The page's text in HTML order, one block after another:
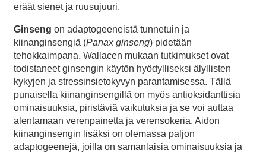
eräät sienet ja ruusujuuri.
Ginseng on adaptogeeneistä tunnetuin ja
kiinanginsengiä (Panax ginseng) pidetään
tehokkaimpana. Wallacen mukaan tutkimukset ovat
todistaneet ginsengin käytön hyödylliseksi älyllisten
kykyjen ja stressinsietokyvyn parantamisessa. Tällä
punaisella kiinanginsengillä on myös antioksidanttisia
ominaisuuksia, piristäviä vaikutuksia ja se voi auttaa
alentamaan verenpainetta ja verensokeria. Aidon
kiinanginsengin lisäksi on olemassa paljon
adaptogeenejä, joilla on samanlaisia ominaisuuksia ja